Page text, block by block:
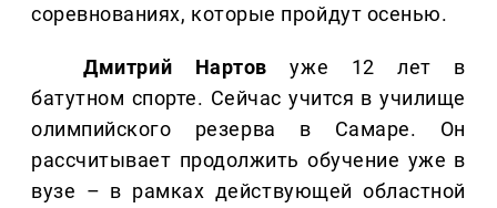
соревнованиях, которые пройдут осенью.
Дмитрий Нартов уже 12 лет в
батутном спорте. Сейчас учится в училище
олимпийского резерва в Самаре. Он
рассчитывает продолжить обучение уже в
вузе – в рамках действующей областной